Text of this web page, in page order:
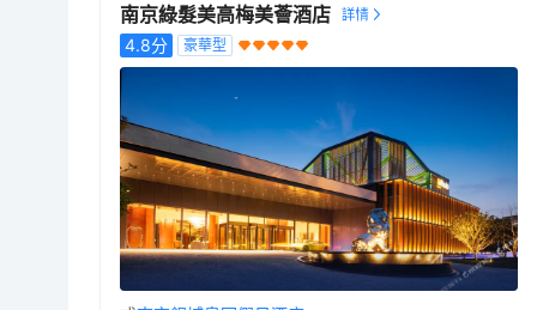
南京綠髮美高梅美薈酒店
4.8分 豪華型